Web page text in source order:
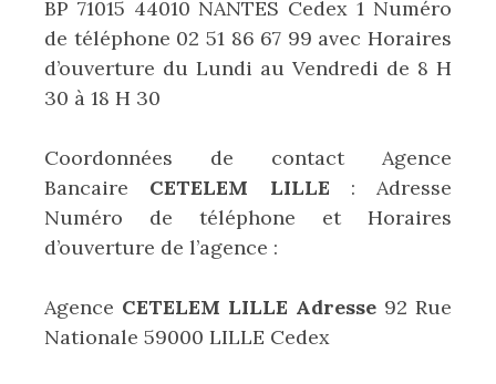
BP 71015 44010 NANTES Cedex 1 Numéro
de téléphone 02 51 86 67 99 avec Horaires
d’ouverture du Lundi au Vendredi de 8 H
30 à 18 H 30
Coordonnées de contact Agence
Bancaire CETELEM LILLE : Adresse
Numéro de téléphone et Horaires
d’ouverture de l’agence :
Agence CETELEM LILLE Adresse 92 Rue
Nationale 59000 LILLE Cedex